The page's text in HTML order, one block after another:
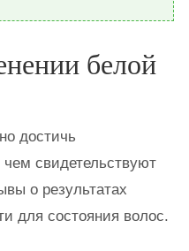
белой
достичь
свидетельствуют
о результатах
для состояния волос.